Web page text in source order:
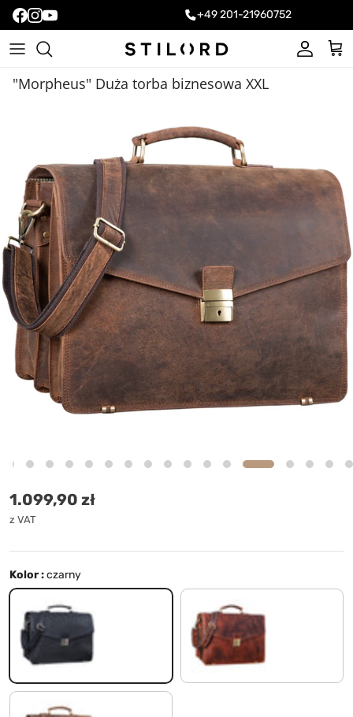
+49 201-21960752
Konto
"Morpheus" Duża torba biznesowa XXL
Cena standardowa
1.099,90 zł
z VAT
Kolor :czarny
czarny prestiż - brązowy